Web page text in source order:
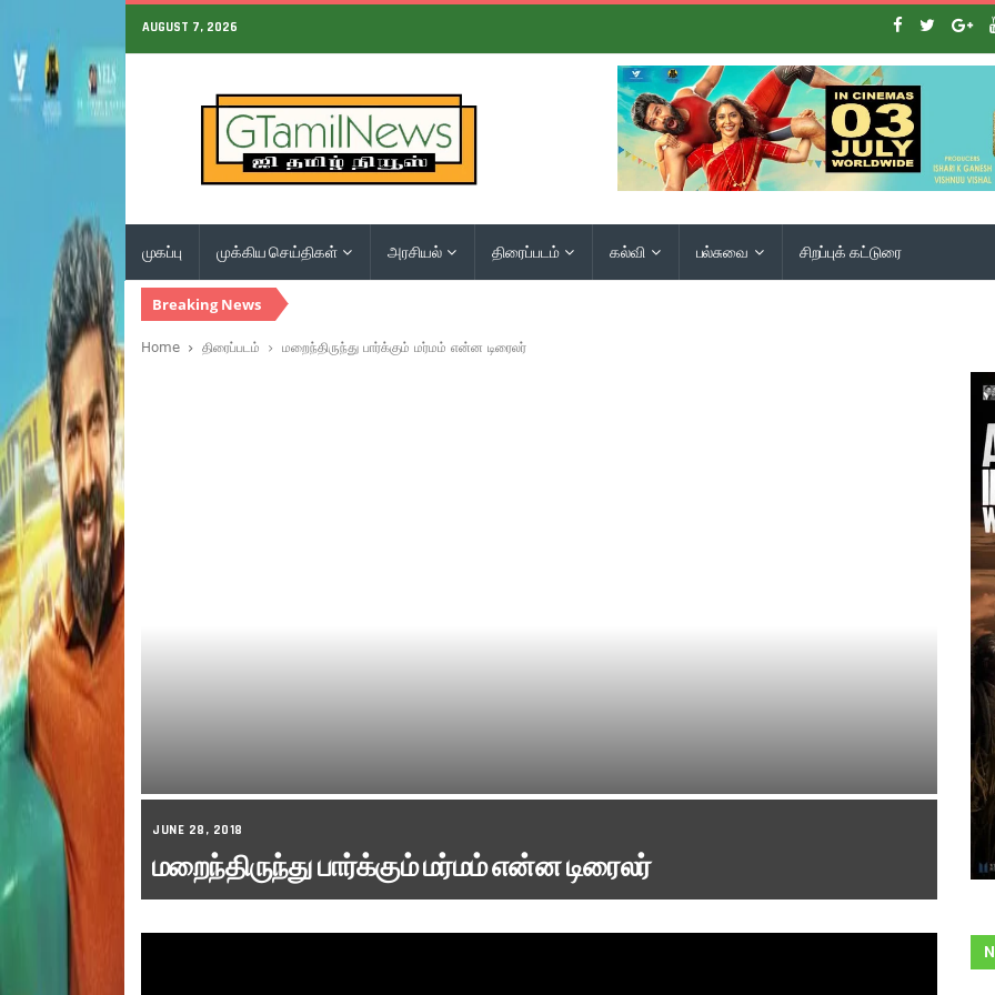
AUGUST 7, 2026
முகப்பு முக்கிய செய்திகள் அரசியல் திரைப்படம் கல்வி பல்சுவை சிறப்புக் கட்டுரை
Breaking News
Home திரைப்படம் மறைந்திருந்து பார்க்கும் மர்மம் என்ன டிரைலர்
JUNE 28, 2018
மறைந்திருந்து பார்க்கும் மர்மம் என்ன டிரைலர்